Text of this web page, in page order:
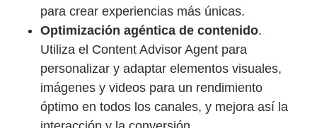
para crear experiencias más únicas.
Optimización agéntica de contenido.
Utiliza el Content Advisor Agent para
personalizar y adaptar elementos visuales,
imágenes y videos para un rendimiento
óptimo en todos los canales, y mejora así la